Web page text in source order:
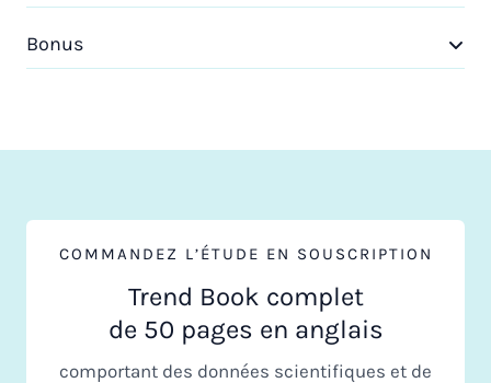
Bonus
COMMANDEZ L’ÉTUDE EN SOUSCRIPTION
Trend Book complet
de 50 pages en anglais
comportant des données scientifiques et de